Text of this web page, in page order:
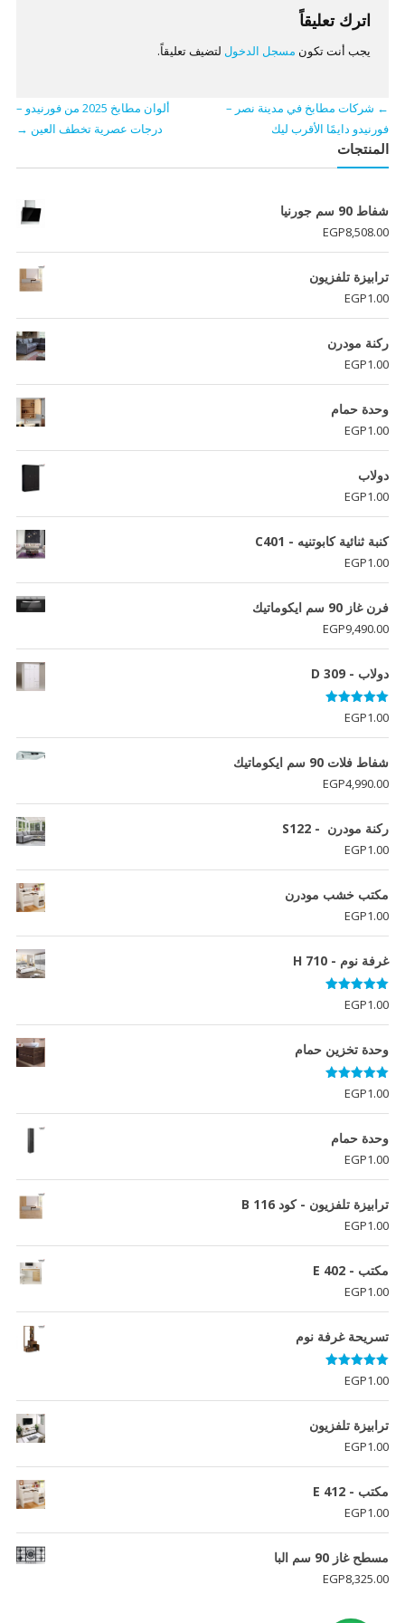
اترك تعليقاً
يجب أنت تكون مسجل الدخول لتضيف تعليقاً.
← شركات مطابخ في مدينة نصر –
فورنيدو دايمًا الأقرب ليك
ألوان مطابخ 2025 من فورنيدو –
درجات عصرية تخطف العين →
المنتجات
شفاط 90 سم جورنيا
EGP8,508.00
ترابيزة تلفزيون
EGP1.00
ركنة مودرن
EGP1.00
وحدة حمام
EGP1.00
دولاب
EGP1.00
كنبة ثنائية كابوتنيه - C401
EGP1.00
فرن غاز 90 سم ايكوماتيك
EGP9,490.00
دولاب - D 309
تم التقييم
5.00
من 5
EGP1.00
شفاط فلات 90 سم ايكوماتيك
EGP4,990.00
ركنة مودرن - S122
EGP1.00
مكتب خشب مودرن
EGP1.00
غرفة نوم - H 710
تم التقييم
5.00
من 5
EGP1.00
وحدة تخزين حمام
تم التقييم
5.00
من 5
EGP1.00
وحدة حمام
EGP1.00
ترابيزة تلفزيون - كود B 116
EGP1.00
مكتب - E 402
EGP1.00
تسريحة غرفة نوم
تم التقييم
5.00
من 5
EGP1.00
ترابيزة تلفزيون
EGP1.00
مكتب - E 412
EGP1.00
مسطح غاز 90 سم البا
EGP8,325.00